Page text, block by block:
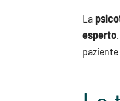
La
esperto